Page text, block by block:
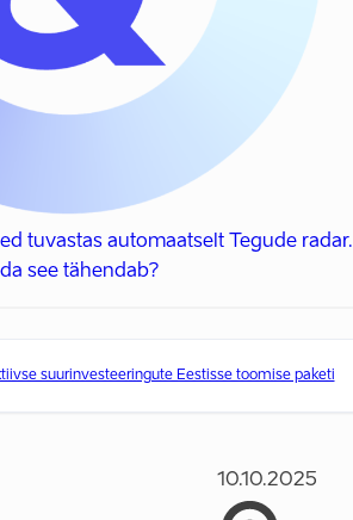
tuvastas automaatselt Tegude radar.
see tähendab?
suurinvesteeringute Eestisse toomise paketi
10.10.2025